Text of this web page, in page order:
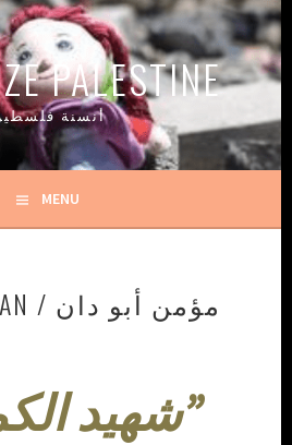
PALESTINE
أنسنة
MENU
MU’MIN ABU DAN / مؤمن أبو دان
“شهيد الكمائن”